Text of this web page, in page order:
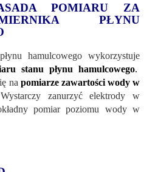
POMIARU ZA
PŁYNU
hamulcowego wykorzystuje
stanu płynu hamulcowego.
na pomiarze zawartości wody w
zanurzyć elektrody w
pomiar poziomu wody w